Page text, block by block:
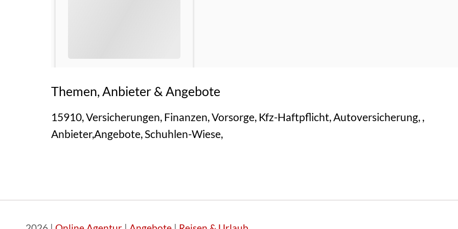
Themen, Anbieter & Angebote
15910, Versicherungen, Finanzen, Vorsorge, Kfz-Haftpflicht, Autoversicherung, ,
Anbieter,Angebote, Schuhlen-Wiese,